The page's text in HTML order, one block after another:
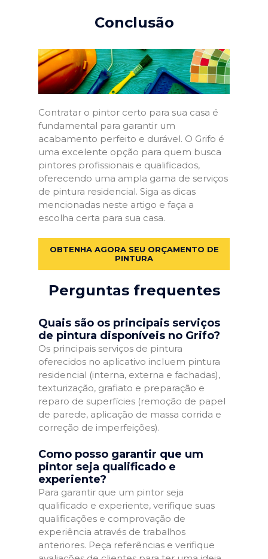
Conclusão
Contratar o pintor certo para sua casa é
fundamental para garantir um
acabamento perfeito e durável. O Grifo é
uma excelente opção para quem busca
pintores profissionais e qualificados,
oferecendo uma ampla gama de serviços
de pintura residencial. Siga as dicas
mencionadas neste artigo e faça a
escolha certa para sua casa.
OBTENHA AGORA SEU ORÇAMENTO DE
PINTURA
Perguntas frequentes
Quais são os principais serviços
de pintura disponíveis no Grifo?
Os principais serviços de pintura
oferecidos no aplicativo incluem pintura
residencial (interna, externa e fachadas),
texturização, grafiato e preparação e
reparo de superfícies (remoção de papel
de parede, aplicação de massa corrida e
correção de imperfeições).
Como posso garantir que um
pintor seja qualificado e
experiente?
Para garantir que um pintor seja
qualificado e experiente, verifique suas
qualificações e comprovação de
experiência através de trabalhos
anteriores. Peça referências e verifique